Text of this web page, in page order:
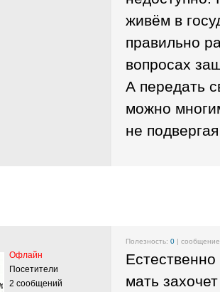
живём в
правильно
вопросах
А передать
можно
не
Офлайн
Посетители
2 сообщений
Полезность: 0 |
мать